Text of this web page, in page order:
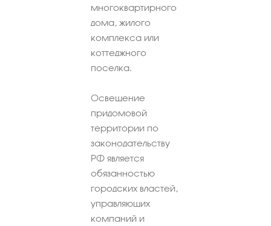
многоквартирного
дома, жилого
комплекса или
коттеджного
поселка.
Освещение
придомовой
территории по
законодательству
РФ является
обязанностью
городских властей,
управляющих
компаний и